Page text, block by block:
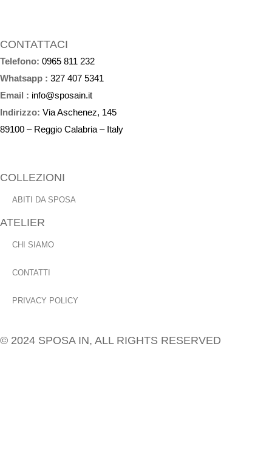
CONTATTACI
Telefono: 0965 811 232
Whatsapp : 327 407 5341
Email : info@sposain.it
Indirizzo: Via Aschenez, 145
89100 – Reggio Calabria – Italy
COLLEZIONI
ABITI DA SPOSA
ATELIER
CHI SIAMO
CONTATTI
PRIVACY POLICY
© 2024 SPOSA IN, ALL RIGHTS RESERVED